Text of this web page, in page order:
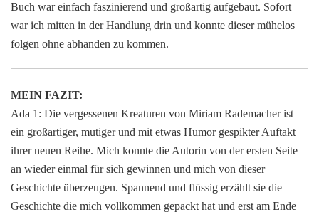
Buch war einfach faszinierend und großartig aufgebaut. Sofort
war ich mitten in der Handlung drin und konnte dieser mühelos
folgen ohne abhanden zu kommen.
MEIN FAZIT:
Ada 1: Die vergessenen Kreaturen von Miriam Rademacher ist
ein großartiger, mutiger und mit etwas Humor gespikter Auftakt
ihrer neuen Reihe. Mich konnte die Autorin von der ersten Seite
an wieder einmal für sich gewinnen und mich von dieser
Geschichte überzeugen. Spannend und flüssig erzählt sie die
Geschichte die mich vollkommen gepackt hat und erst am Ende